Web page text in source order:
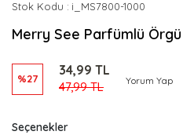
Stok Kodu i_MS7800-1000
Merry See Parfümlü
%27
34,99 TL
47,99 TL Yorum Yap
Seçenekler